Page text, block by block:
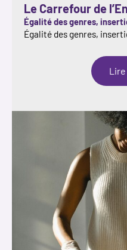
Le Carrefour de
Égalité des genres,
Égalité des genres,